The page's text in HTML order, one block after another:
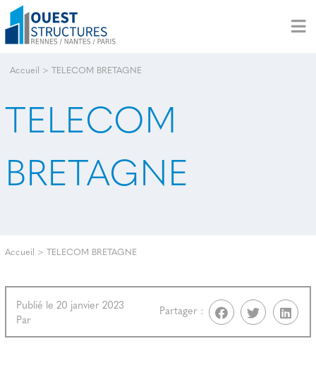
Accueil > TELECOM BRETAGNE
TELECOM
BRETAGNE
Accueil > TELECOM BRETAGNE
Publié le 20 janvier 2023
Par
Partager :